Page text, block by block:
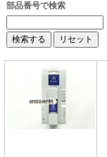
部品番号で検索